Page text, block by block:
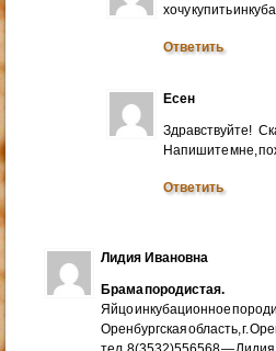
хочу купить
Ответить
Есен
Здравствуйте!
Напишите мне,
Ответить
Лидия Ивановна
Брама породистая.
Яйцо инкубационное
Оренбургская область, г.